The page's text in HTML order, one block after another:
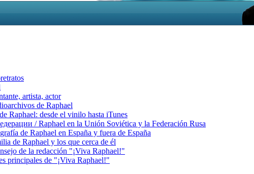
artista, actor
de Raphael
Raphael: desde el vinilo hasta iTunes
/ Raphael en la Unión Soviética y la Federación Rusa
de Raphael en España y fuera de España
de Raphael y los que cerca de él
de la redacción "¡Viva Raphael!"
principales de "¡Viva Raphael!"